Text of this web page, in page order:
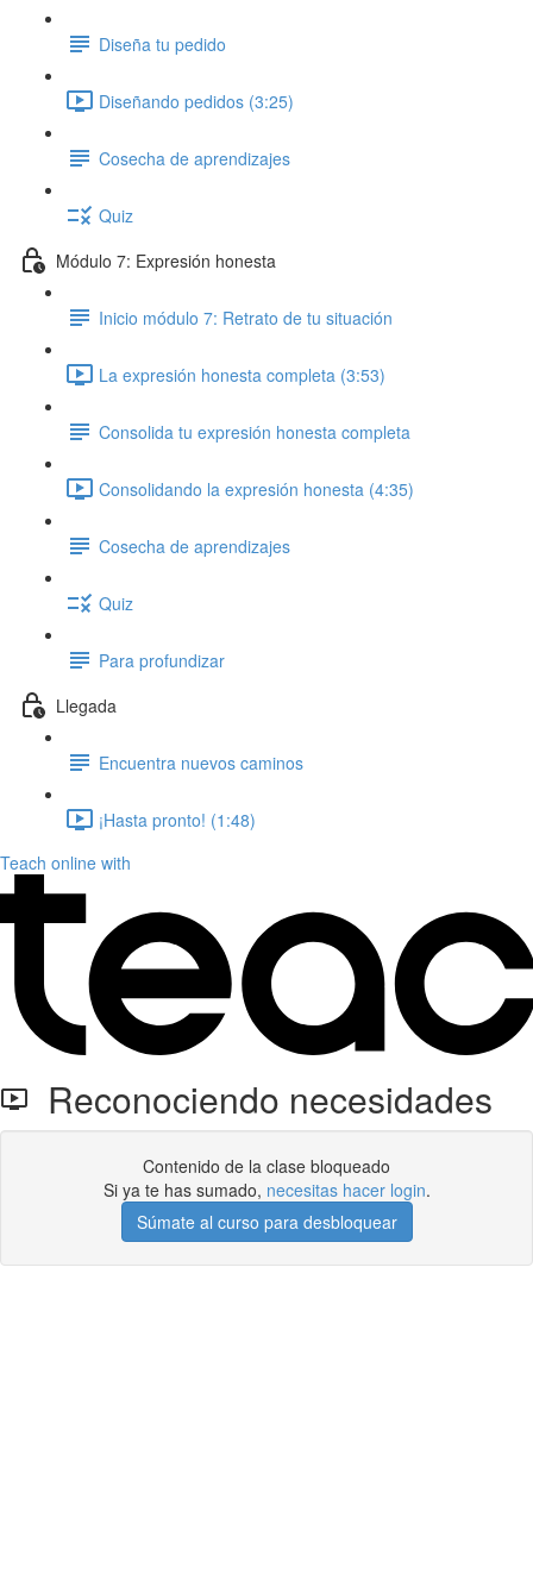
Diseña tu pedido
Diseñando pedidos (3:25)
Cosecha de aprendizajes
Quiz
Módulo 7: Expresión honesta
Inicio módulo 7: Retrato de tu situación
La expresión honesta completa (3:53)
Consolida tu expresión honesta completa
Consolidando la expresión honesta (4:35)
Cosecha de aprendizajes
Quiz
Para profundizar
Llegada
Encuentra nuevos caminos
¡Hasta pronto! (1:48)
Teach online with
Reconociendo necesidades
Contenido de la clase bloqueado
Si ya te has sumado, necesitas hacer login.
Súmate al curso para desbloquear